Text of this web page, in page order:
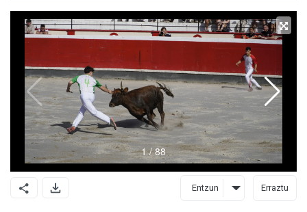
Entzun Erraztu